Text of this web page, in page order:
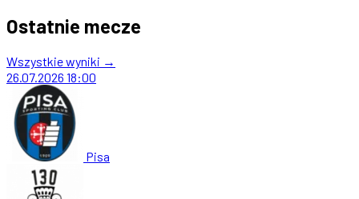
Ostatnie mecze
Wszystkie wyniki →
26.07.2026 18:00
Pisa